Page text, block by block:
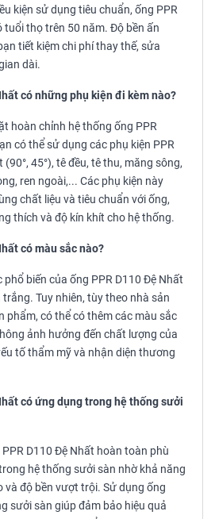
kiện sử dụng tiêu chuẩn, ống PPR
tuổi thọ trên 50 năm. Độ bền ấn
tiết kiệm chi phí thay thế, sửa
dài.
có những phụ kiện đi kèm nào?
hoàn chỉnh hệ thống ống PPR
có thể sử dụng các phụ kiện PPR
45°), tê đều, tê thu, măng sông,
ren ngoài,... Các phụ kiện này
chất liệu và tiêu chuẩn với ống,
thích và độ kín khít cho hệ thống.
có màu sắc nào?
phổ biến của ống PPR D110 Đệ Nhất
trắng. Tuy nhiên, tùy theo nhà sản
phẩm, có thể có thêm các màu sắc
ảnh hưởng đến chất lượng của
tố thẩm mỹ và nhận diện thương
có ứng dụng trong hệ thống sưởi
PPR D110 Đệ Nhất hoàn toàn phù
hệ thống sưởi sàn nhờ khả năng
và độ bền vượt trội. Sử dụng ống
sưởi sàn giúp đảm bảo hiệu quả